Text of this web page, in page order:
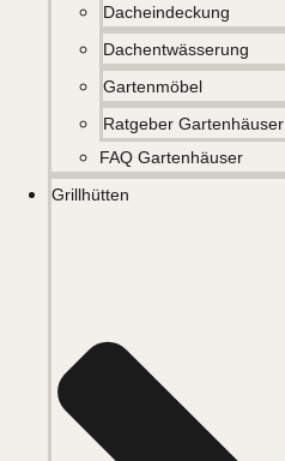
Dacheindeckung
Dachentwässerung
Gartenmöbel
Ratgeber Gartenhäuser
FAQ Gartenhäuser
Grillhütten